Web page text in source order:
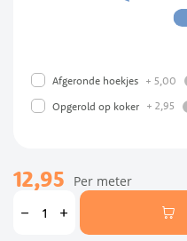
Afgeronde hoekjes + 5, 00
Opgerold op koker + 2,95
12,95 Per meter